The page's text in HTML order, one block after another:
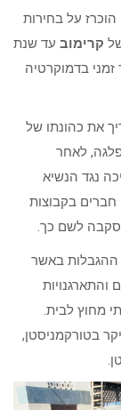
הם הסכימו להפסיק ולבקר את השלטון. ב- 1994 הוכרז על בחירות
קרימוב עד שנת
זמני בדמוקרטיה
את כהונתו של
לאחר
נגד הנשיא
בקבוצות
לשם כך.
את ההגבלות באשר
והתארגנויות
מחוץ לבית.
בטורקמניסטן,